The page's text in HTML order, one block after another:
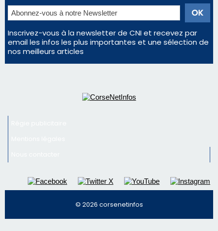
En Corse, un début de saison marqué par une
consommation en recul dans les restaurants
La gendarmerie alerte les restaurateurs corses
face à une nouvelle escroquerie au faux vendeur de